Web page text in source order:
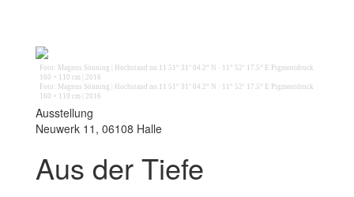
Foto: Magnus Sönning | Hochstand no.11 51° 31‘ 04.2“ N · 11° 52‘ 17.5“ E Pigmentdruck
160 × 110 cm | 2016
Foto: Magnus Sönning | Hochstand no.11 51° 31‘ 04.2“ N · 11° 52‘ 17.5“ E Pigmentdruck
160 × 110 cm | 2016
Ausstellung
Neuwerk 11, 06108 Halle
Aus der Tiefe